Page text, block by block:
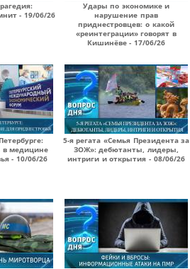
- 19/06/26
Удары по экономике и
нарушение прав
приднестровцев: о какой
«реинтеграции» говорят в
Кишинёве - 17/06/26
в медицине
- 10/06/26
5-я регата «Семья Президента за
ЗОЖ»: дебютанты, лидеры,
интриги и открытия - 08/06/26